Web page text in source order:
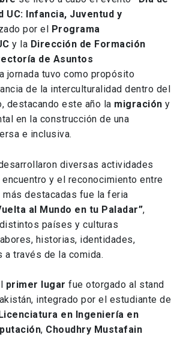
UC: Infancia, Juventud y
por el Programa
y la Dirección de Formación
de Asuntos
jornada tuvo como propósito
de la interculturalidad dentro del
destacando este año la migración y
en la construcción de una
e inclusiva.
diversas actividades
y el reconocimiento entre
más destacadas fue la feria
al Mundo en tu Paladar”,
países y culturas
historias, identidades,
través de la comida.
primer lugar fue otorgado al stand
integrado por el estudiante de
Licenciatura en Ingeniería en
, Choudhry Mustafain